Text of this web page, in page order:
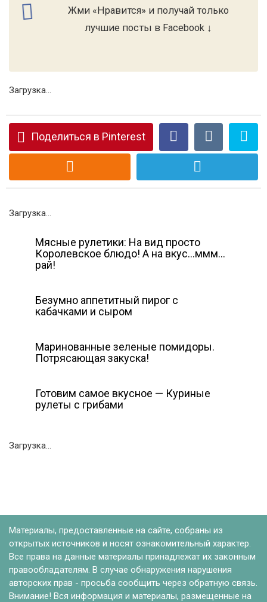
Жми «Нравится» и получай только
лучшие посты в Facebook ↓
Загрузка...
Поделиться в Pinterest
Загрузка...
Мясные рулетики: На вид просто
Королевское блюдо! А на вкус…ммм…
рай!
Безумно аппетитный пирог с
кабачками и сыром
Маринованные зеленые помидоры.
Потрясающая закуска!
Готовим самое вкусное — Куриные
рулеты с грибами
Загрузка...
Материалы, предоставленные на сайте, собраны из
открытых источников и носят ознакомительный характер.
Все права на данные материалы принадлежат их законным
правообладателям. В случае обнаружения нарушения
авторских прав - просьба сообщить через обратную связь.
Внимание! Вся информация и материалы, размещенные на